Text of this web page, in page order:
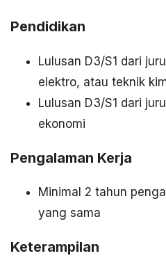
Pendidikan
Lulusan D3/S1 dari
elektro, atau teknik
Lulusan D3/S1 dari
ekonomi
Pengalaman Kerja
Minimal 2 tahun
yang sama
Keterampilan